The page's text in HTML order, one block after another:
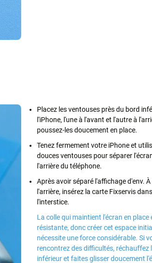
Placez les ventouses près du bord
l'iPhone, l'une à l'avant et l'autre à
poussez-les doucement en place.
Tenez fermement votre iPhone et
douces ventouses pour séparer
l'arrière du téléphone.
Après avoir séparé l'affichage d'env.
l'arrière, insérez la carte Fixservis dans
l'interstice.
La colle qui maintient l'écran en place
résistante, donc créer cet espace
nécessite une force considérable. Si
rencontrez des difficultés, réchauffez
inférieur et faites glisser doucement